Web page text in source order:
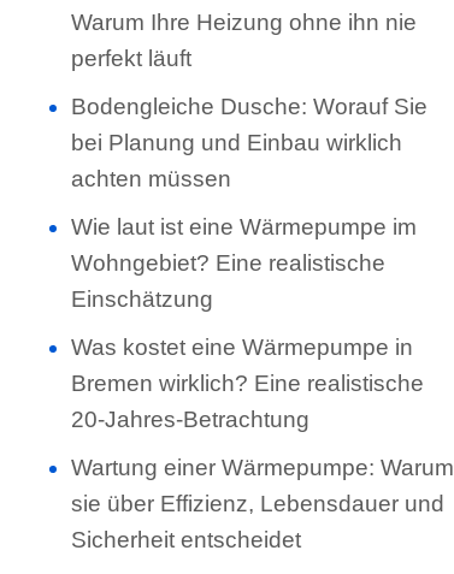
Warum Ihre Heizung ohne ihn nie
perfekt läuft
Bodengleiche Dusche: Worauf Sie
bei Planung und Einbau wirklich
achten müssen
Wie laut ist eine Wärmepumpe im
Wohngebiet? Eine realistische
Einschätzung
Was kostet eine Wärmepumpe in
Bremen wirklich? Eine realistische
20-Jahres-Betrachtung
Wartung einer Wärmepumpe: Warum
sie über Effizienz, Lebensdauer und
Sicherheit entscheidet